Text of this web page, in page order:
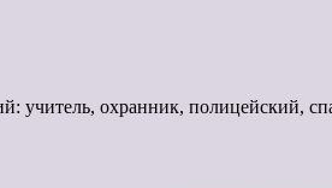
учитель, охранник, полицейский,